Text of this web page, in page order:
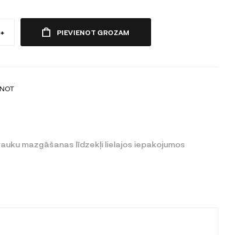
+ PIEVIENOT GROZAM
mazgāšanas līdzekļi lielajos iepakojumos